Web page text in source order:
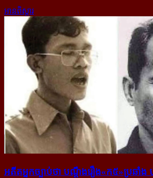
អានពិស្ដារ
អតីត​អ្នក​ច្បាប់​ថា បណ្ដឹង​រឿង​«ក៥»​ប្រឆាំ